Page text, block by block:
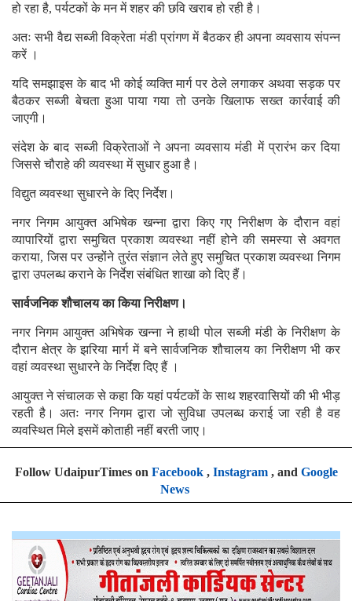
हो रहा है, पर्यटकों के मन में शहर की छवि खराब हो रही है।
अतः सभी वैद्य सब्जी विक्रेता मंडी प्रांगण में बैठकर ही अपना व्यवसाय संपन्न
करें ।
यदि समझाइस के बाद भी कोई व्यक्ति मार्ग पर ठेले लगाकर अथवा सड़क पर
बैठकर सब्जी बेचता हुआ पाया गया तो उनके खिलाफ सख्त कार्रवाई की
जाएगी।
संदेश के बाद सब्जी विक्रेताओं ने अपना व्यवसाय मंडी में प्रारंभ कर दिया
जिससे चौराहे की व्यवस्था में सुधार हुआ है।
विद्युत व्यवस्था सुधारने के दिए निर्देश।
नगर निगम आयुक्त अभिषेक खन्ना द्वारा किए गए निरीक्षण के दौरान वहां
व्यापारियों द्वारा समुचित प्रकाश व्यवस्था नहीं होने की समस्या से अवगत
कराया, जिस पर उन्होंने तुरंत संज्ञान लेते हुए समुचित प्रकाश व्यवस्था निगम
द्वारा उपलब्ध कराने के निर्देश संबंधित शाखा को दिए हैं।
सार्वजनिक शौचालय का किया निरीक्षण।
नगर निगम आयुक्त अभिषेक खन्ना ने हाथी पोल सब्जी मंडी के निरीक्षण के
दौरान क्षेत्र के झरिया मार्ग में बने सार्वजनिक शौचालय का निरीक्षण भी कर
वहां व्यवस्था सुधारने के निर्देश दिए हैं ।
आयुक्त ने संचालक से कहा कि यहां पर्यटकों के साथ शहरवासियों की भी भीड़
रहती है। अतः नगर निगम द्वारा जो सुविधा उपलब्ध कराई जा रही है वह
व्यवस्थित मिले इसमें कोताही नहीं बरती जाए।
Follow UdaipurTimes on Facebook, Instagram, and Google
News